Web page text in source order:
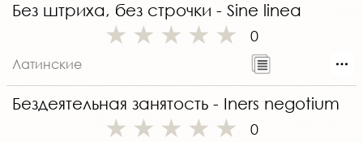
Без штриха, без строчки - Sine linea
0
Латинские
Бездеятельная занятость - Iners negotium
0